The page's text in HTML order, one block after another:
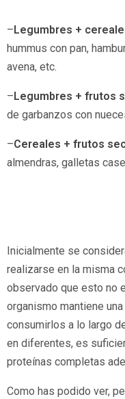
– Legumbres +
hummus con pan,
avena, etc.
– Legumbres + frutos
de garbanzos con
–Cereales + frutos
almendras, galletas
Inicialmente se
realizarse en la misma
observado que esto no
organismo mantiene
consumirlos a lo largo
en diferentes, es
proteínas completas
Como has podido ver,